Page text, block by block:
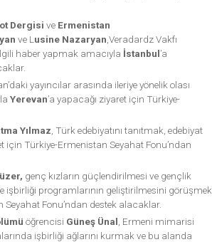
Dergisi ve Ermenistan
ve L usine Nazaryan ,Veradardz Vakfı
haber yapmak amacıyla İstanbul’a
yayıncılar arasında ileriye yönelik olası
Yerevan’a yapacağı ziyaret için Türkiye-
Yılmaz , Türk edebiyatını tanıtmak, edebiyat
için Türkiye-Ermenistan Seyahat Fonu’ndan
genç kızların güçlendirilmesi ve gençlik
işbirliği programlarının geliştirilmesini görüşmek
Fonu’ndan destek alacaklar.
öğrencisi Güneş Ünal , Ermeni mimarisi
işbirliği ağlarını kurmak ve bu alanda